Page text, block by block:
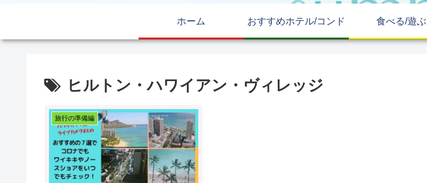
ホーム おすすめホテル/コンド 食べる/遊ぶ
ヒルトン・ハワイアン・ヴィレッジ
旅行の準備編